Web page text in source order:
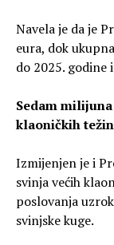
Navela je da je
eura, dok
do 2025. godine
Sedam
klaoničkih
Izmijenjen je i
svinja većih
poslovanja
svinjske kuge.